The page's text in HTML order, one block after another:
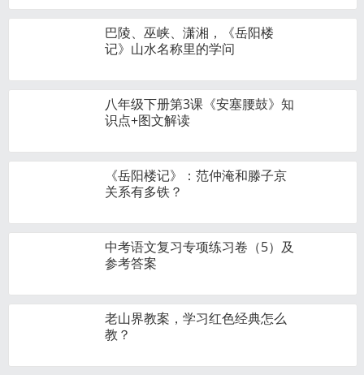
巴陵、巫峡、潇湘，《岳阳楼
记》山水名称里的学问
八年级下册第3课《安塞腰鼓》知
识点+图文解读
《岳阳楼记》：范仲淹和滕子京
关系有多铁？
中考语文复习专项练习卷（5）及
参考答案
老山界教案，学习红色经典怎么
教？